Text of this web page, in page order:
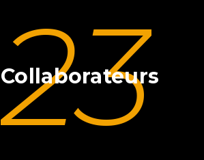
23
Collaborateurs